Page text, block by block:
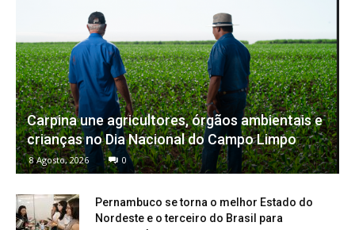
Carpina une agricultores, órgãos ambientais e
crianças no Dia Nacional do Campo Limpo
8 Agosto, 2026 0
Pernambuco se torna o melhor Estado do
Nordeste e o terceiro do Brasil para